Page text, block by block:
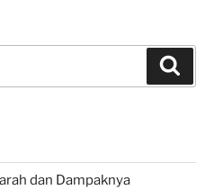
dan Dampaknya